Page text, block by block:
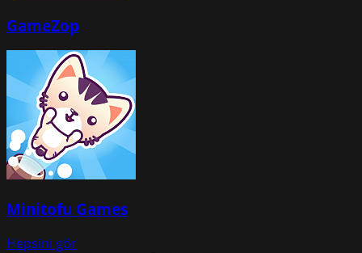
GameZop
Minitofu Games
Hepsini gör